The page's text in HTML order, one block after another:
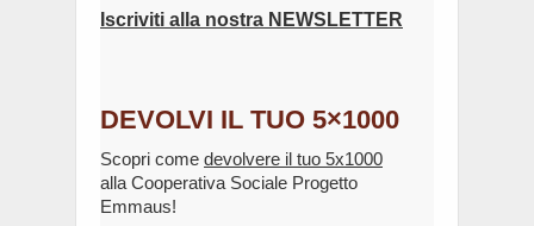
Iscriviti alla nostra NEWSLETTER
DEVOLVI IL TUO 5×1000
Scopri come devolvere il tuo 5x1000
alla Cooperativa Sociale Progetto
Emmaus!